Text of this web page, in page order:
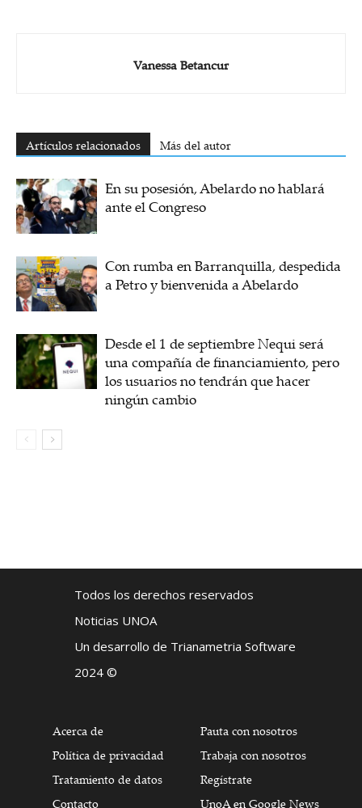
Vanessa Betancur
Artículos relacionados Más del autor
En su posesión, Abelardo no hablará
ante el Congreso
Con rumba en Barranquilla, despedida
a Petro y bienvenida a Abelardo
Desde el 1 de septiembre Nequi será
una compañía de financiamiento, pero
los usuarios no tendrán que hacer
ningún cambio
Todos los derechos reservados
Noticias UNOA
Un desarrollo de Trianametria Software
2024 ©
Acerca de
Política de privacidad
Tratamiento de datos
Contacto
Pauta con nosotros
Trabaja con nosotros
Regístrate
UnoA en Google News